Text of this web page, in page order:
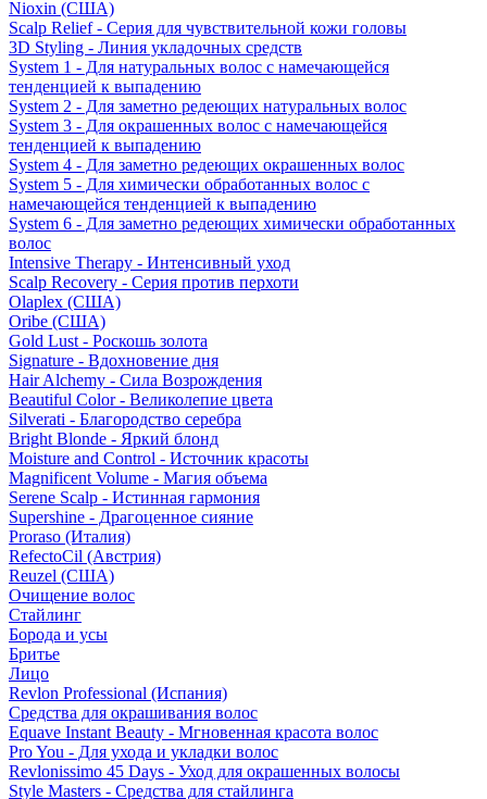
Nioxin (США)
Scalp Relief - Серия для чувствительной кожи головы
3D Styling - Линия укладочных средств
System 1 - Для натуральных волос с намечающейся
тенденцией к выпадению
System 2 - Для заметно редеющих натуральных волос
System 3 - Для окрашенных волос с намечающейся
тенденцией к выпадению
System 4 - Для заметно редеющих окрашенных волос
System 5 - Для химически обработанных волос с
намечающейся тенденцией к выпадению
System 6 - Для заметно редеющих химически обработанных
волос
Intensive Therapy - Интенсивный уход
Scalp Recovery - Серия против перхоти
Olaplex (США)
Oribe (США)
Gold Lust - Роскошь золота
Signature - Вдохновение дня
Hair Alchemy - Сила Возрождения
Beautiful Color - Великолепие цвета
Silverati - Благородство серебра
Bright Blonde - Яркий блонд
Moisture and Control - Источник красоты
Magnificent Volume - Магия объема
Serene Scalp - Истинная гармония
Supershine - Драгоценное сияние
Proraso (Италия)
RefectoCil (Австрия)
Reuzel (США)
Очищение волос
Стайлинг
Борода и усы
Бритье
Лицо
Revlon Professional (Испания)
Средства для окрашивания волос
Equave Instant Beauty - Мгновенная красота волос
Pro You - Для ухода и укладки волос
Revlonissimo 45 Days - Уход для окрашенных волосы
Style Masters - Средства для стайлинга